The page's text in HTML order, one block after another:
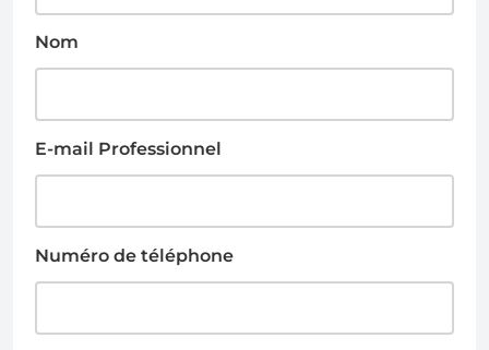
Nom
E-mail Professionnel
Numéro de téléphone